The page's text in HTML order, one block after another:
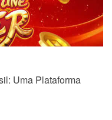
Uma Plataforma